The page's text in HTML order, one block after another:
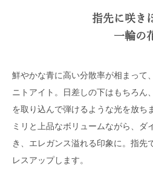
指先に咲き
一輪の
鮮やかな青に高い分散率が相まって
ニトアイト。日差しの下はもちろん
を取り込んで弾けるような光を放ち
ミリと上品なボリュームながら、ダ
き、エレガンス溢れる印象に。指先
レスアップします。